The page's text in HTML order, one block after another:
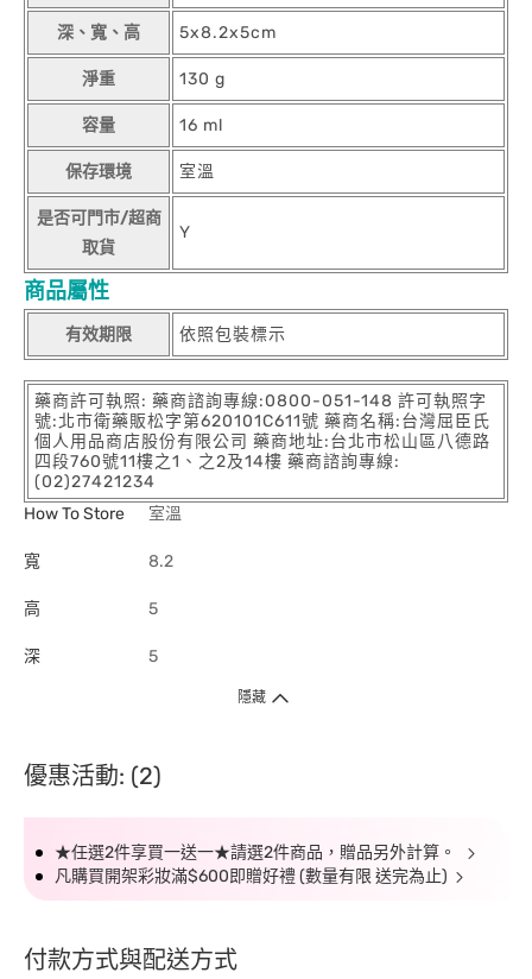
深、寬、高 5x8.2x5cm
淨重 130 g
容量 16 ml
保存環境 室溫
是否可門市/超商
取貨
Y
商品屬性
有效期限 依照包裝標示
藥商許可執照: 藥商諮詢專線:0800-051-148 許可執照字
號:北市衛藥販松字第620101C611號 藥商名稱:台灣屈臣氏
個人用品商店股份有限公司 藥商地址:台北市松山區八德路
四段760號11樓之1、之2及14樓 藥商諮詢專線:
(02)27421234
How To Store
室溫
寬 8.2
高 5
深 5
隱藏
優惠活動: (2)
★任選2件享買一送一★請選2件商品，贈品另外計算。
凡購買開架彩妝滿$600即贈好禮 (數量有限 送完為止)
付款方式與配送方式